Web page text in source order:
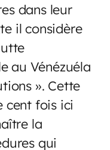
dans leur
il considère
au Vénézuéla
». Cette
cent fois ici
la
qui